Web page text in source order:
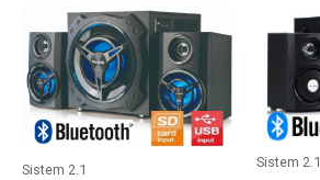
Sistem 2.1 Sistem 2.1